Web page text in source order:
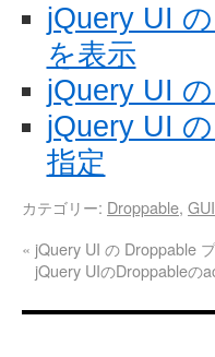
jQuery UI
を表示
jQuery UI
jQuery UI
指定
カテゴリー: Droppable, GUI
« jQuery UI の Droppable
jQuery UIのDroppableの